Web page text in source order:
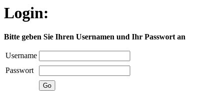
Login:
Bitte geben Sie Ihren Usernamen und Ihr Passwort an
Username
Passwort